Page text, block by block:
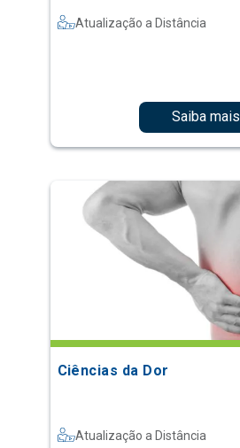
Atualização a Distância
Saiba mais
Ciências da Dor
Atualização a Distância